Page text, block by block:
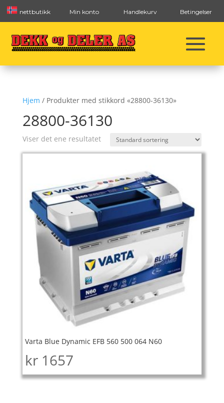
nettbutikk Min konto Handlekurv Betingelser
Hjem / Produkter med stikkord «28800-36130»
28800-36130
Viser det ene resultatet
Varta Blue Dynamic EFB 560 500 064 N60
kr 1657